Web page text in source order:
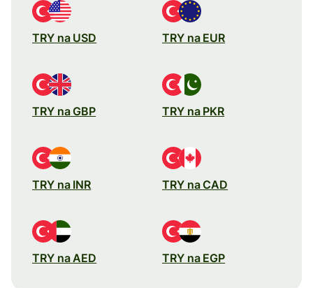
TRY na USD TRY na EUR
TRY na GBP TRY na PKR
TRY na INR TRY na CAD
TRY na AED TRY na EGP